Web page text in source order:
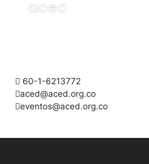
60-1-6213772
aced@aced.org.co
eventos@aced.org.co